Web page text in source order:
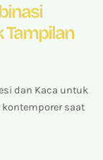
Tampilan
dan Kaca untuk
kontemporer saat